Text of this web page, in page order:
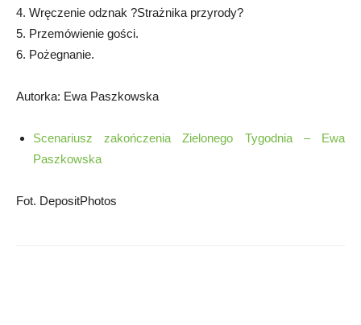
4. Wręczenie odznak ?Strażnika przyrody?
5. Przemówienie gości.
6. Pożegnanie.
Autorka: Ewa Paszkowska
Scenariusz zakończenia Zielonego Tygodnia – Ewa
Paszkowska
Fot. DepositPhotos